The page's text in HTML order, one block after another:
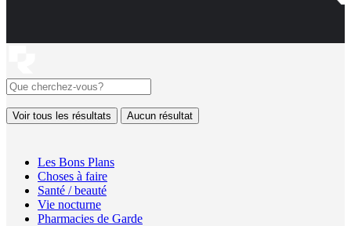
Voir tous les résultats Aucun résultat
Les Bons Plans
Choses à faire
Santé / beauté
Vie nocturne
Pharmacies de Garde